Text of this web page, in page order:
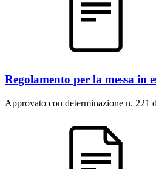
Regolamento per la messa in
Approvato con determinazione n. 221